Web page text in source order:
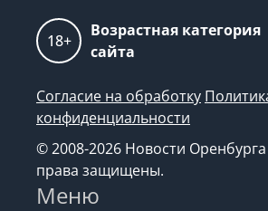
18+
Возрастная категория
сайта
Согласие на обработку
конфиденциальности
© 2008-2026 Новости
права защищены.
Меню